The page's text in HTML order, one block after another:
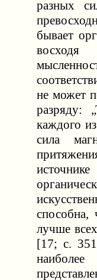
разных
бывает
восходя
не может
разряду:
каждого
сила
способна,
лучше
[17; c.